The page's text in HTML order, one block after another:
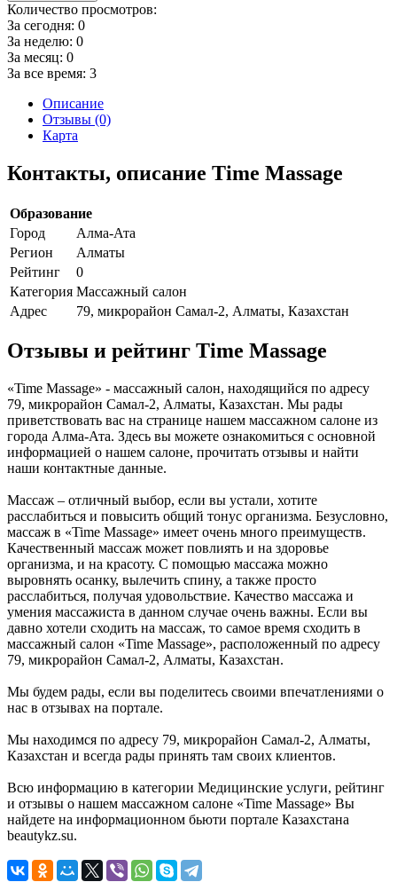
Количество просмотров:
За сегодня: 0
За неделю: 0
За месяц: 0
За все время: 3
Описание
Отзывы (0)
Карта
Контакты, описание Time Massage
Образование
Город
Алма-Ата
Регион
Алматы
Рейтинг
0
Категория Массажный салон
Адрес
79, микрорайон Самал-2, Алматы, Казахстан
Отзывы и рейтинг Time Massage
«Time Massage» - массажный салон, находящийся по адресу
79, микрорайон Самал-2, Алматы, Казахстан. Мы рады
приветствовать вас на странице нашем массажном салоне из
города Алма-Ата. Здесь вы можете ознакомиться с основной
информацией о нашем салоне, прочитать отзывы и найти
наши контактные данные.
Массаж – отличный выбор, если вы устали, хотите
расслабиться и повысить общий тонус организма. Безусловно,
массаж в «Time Massage» имеет очень много преимуществ.
Качественный массаж может повлиять и на здоровье
организма, и на красоту. С помощью массажа можно
выровнять осанку, вылечить спину, а также просто
расслабиться, получая удовольствие. Качество массажа и
умения массажиста в данном случае очень важны. Если вы
давно хотели сходить на массаж, то самое время сходить в
массажный салон «Time Massage», расположенный по адресу
79, микрорайон Самал-2, Алматы, Казахстан.
Мы будем рады, если вы поделитесь своими впечатлениями о
нас в отзывах на портале.
Мы находимся по адресу 79, микрорайон Самал-2, Алматы,
Казахстан и всегда рады принять там своих клиентов.
Всю информацию в категории Медицинские услуги, рейтинг
и отзывы о нашем массажном салоне «Time Massage» Вы
найдете на информационном бьюти портале Казахстана
beautykz.su.